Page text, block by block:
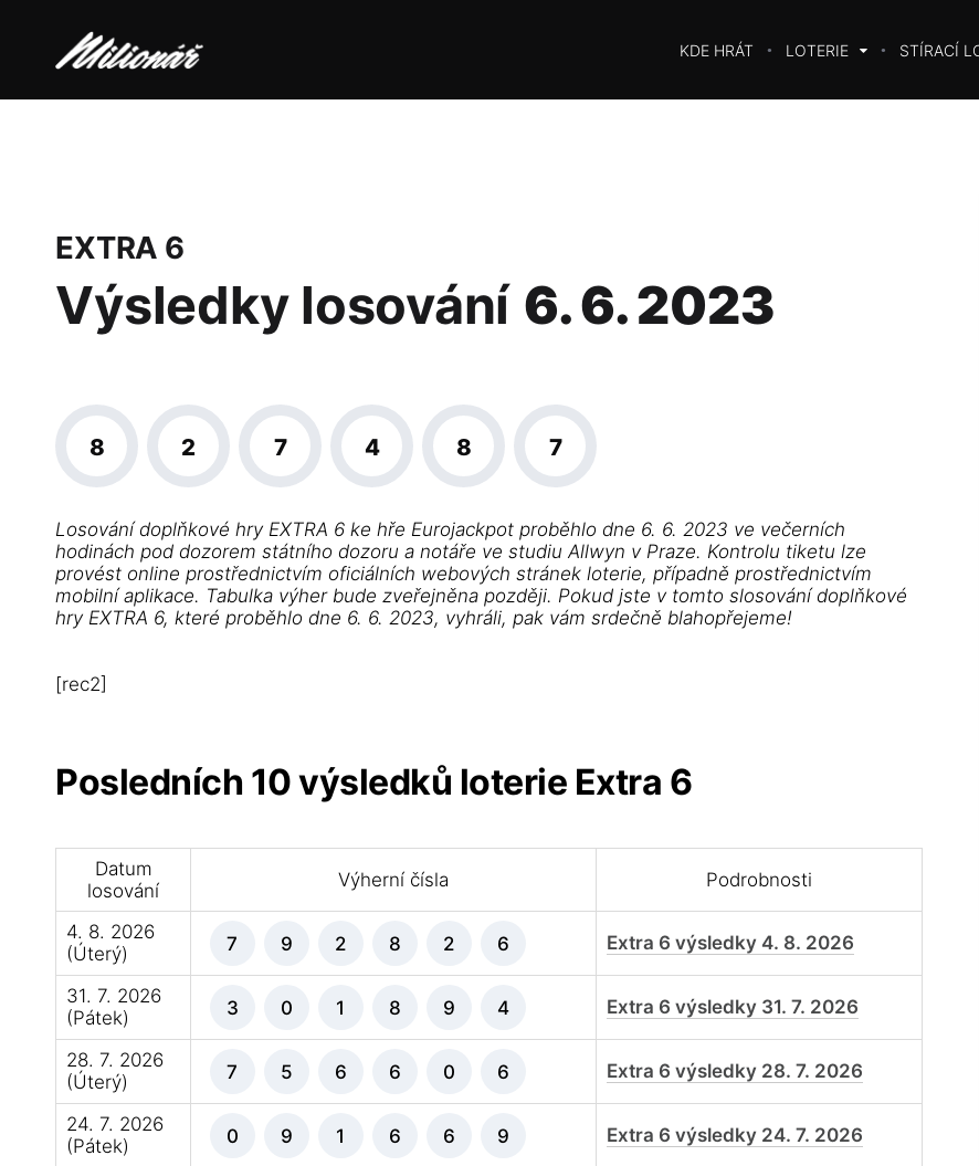
KDE HRÁT LOTERIE STÍRACÍ
EXTRA 6
Výsledky losování 6. 6. 2023
8 2 7 4 8 7
Losování doplňkové hry EXTRA 6 ke hře Eurojackpot proběhlo dne 6. 6. 2023 ve večerních
hodinách pod dozorem státního dozoru a notáře ve studiu Allwyn v Praze. Kontrolu tiketu lze
provést online prostřednictvím oficiálních webových stránek loterie, případně prostřednictvím
mobilní aplikace. Tabulka výher bude zveřejněna později. Pokud jste v tomto slosování doplňkové
hry EXTRA 6, které proběhlo dne 6. 6. 2023, vyhráli, pak vám srdečně blahopřejeme!
[rec2]
Posledních 10 výsledků loterie Extra 6
Datum
losování
Výherní čísla Podrobnosti
4. 8. 2026
(Úterý)
7 9 2 8 2 6 Extra 6 výsledky 4. 8. 2026
31. 7. 2026
(Pátek)
3 0 1 8 9 4 Extra 6 výsledky 31. 7. 2026
28. 7. 2026
(Úterý)
7 5 6 6 0 6 Extra 6 výsledky 28. 7. 2026
24. 7. 2026
(Pátek)
0 9 1 6 6 9 Extra 6 výsledky 24. 7. 2026